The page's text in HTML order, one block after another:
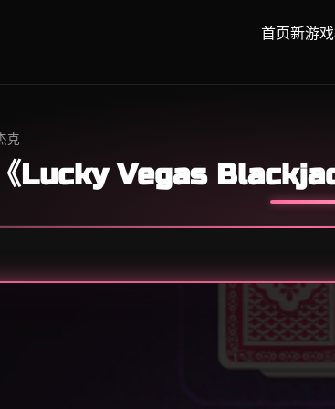
首页新游戏
克
《Lucky Vegas